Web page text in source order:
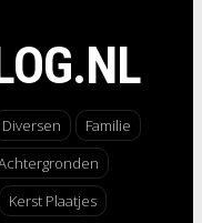
Diversen
Familie
Kerst Plaatjes